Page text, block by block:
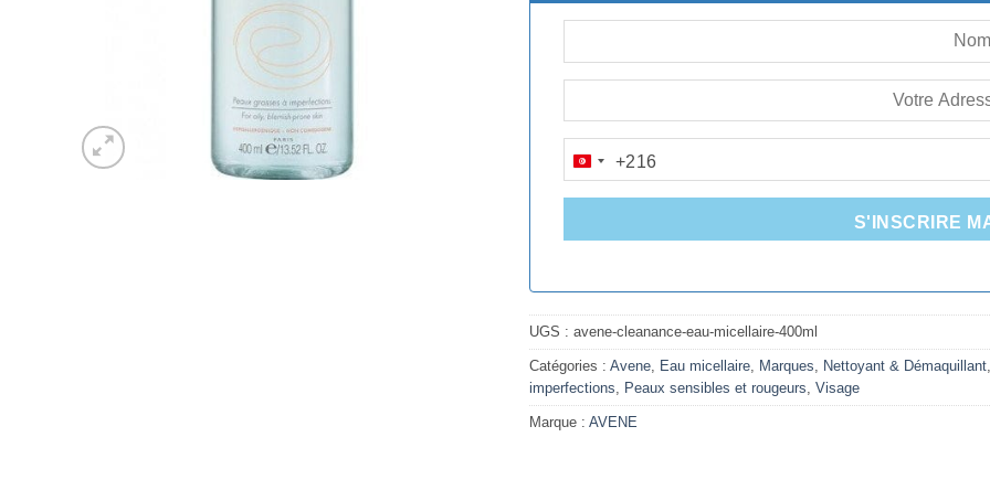
TUNISIA
+216
+216
S'INSCRIRE
UGS : avene-cleanance-eau-micellaire-400ml
Catégories : Avene, Eau micellaire, Marques Nettoyant & Démaquillant
imperfections
Peaux sensibles et rougeurs Visage
Marque : AVENE